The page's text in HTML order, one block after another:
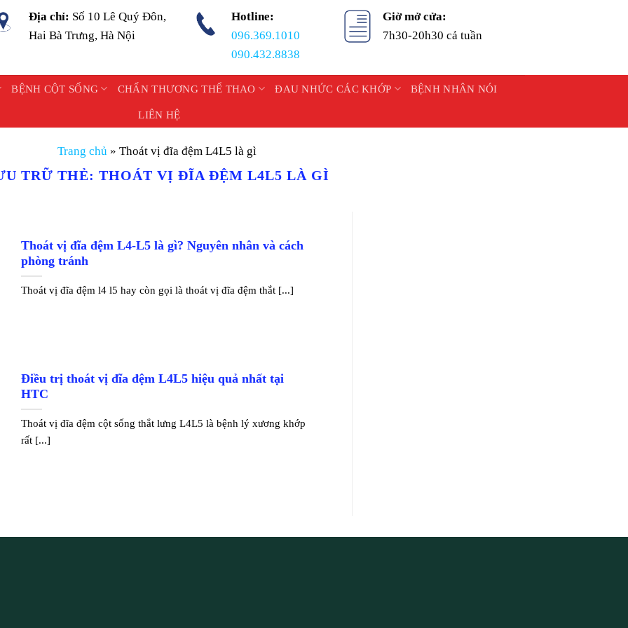
Địa chỉ: Số 10 Lê Quý Đôn,
Hai Bà Trưng, Hà Nội
Hotline:
096.369.1010
090.432.8838
Giờ mở cửa:
7h30-20h30 cả tuần
BỆNH CỘT SỐNG CHẤN THƯƠNG THỂ THAO ĐAU NHỨC CÁC KHỚP BỆNH NHÂN NÓI
LIÊN HỆ
Trang chủ » Thoát vị đĩa đệm L4L5 là gì
TRỮ THẺ:THOÁT VỊ ĐĨA ĐỆM L4L5 LÀ GÌ
Thoát vị đĩa đệm L4-L5 là gì? Nguyên nhân và cách
phòng tránh
Thoát vị đĩa đệm l4 l5 hay còn gọi là thoát vị đĩa đệm thắt [...]
Điều trị thoát vị đĩa đệm L4L5 hiệu quả nhất tại
HTC
Thoát vị đĩa đệm cột sống thắt lưng L4L5 là bệnh lý xương khớp
rất [...]